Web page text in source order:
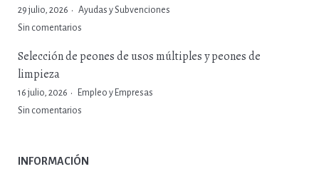
29 julio, 2026
Ayudas y Subvenciones
Sin comentarios
Selección de peones de usos múltiples y peones de
limpieza
16 julio, 2026
Empleo y Empresas
Sin comentarios
INFORMACIÓN